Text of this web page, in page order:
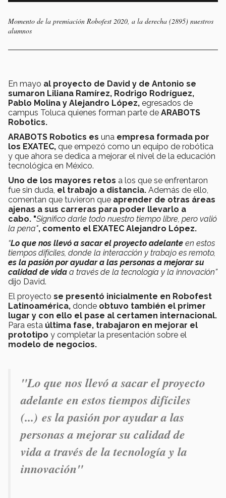
Momento de la premiación Robofest 2020, a la derecha (2895) nuestros
alumnos
En mayo al proyecto de David y de Antonio se
sumaron Liliana Ramírez, Rodrigo Rodríguez,
Pablo Molina y Alejandro López, egresados de
campus Toluca quienes forman parte de ARABOTS
Robotics.
ARABOTS Robotics es una empresa formada por
los EXATEC, que empezó como un equipo de robótica
y que ahora se dedica a mejorar el nivel de la educación
tecnológica en México.
Uno de los mayores retos a los que se enfrentaron
fue sin duda, el trabajo a distancia. Además de ello,
comentan que tuvieron que aprender de otras áreas
ajenas a sus carreras para poder llevarlo a
cabo. "Significo darle todo nuestro tiempo libre, pero valió
la pena", comento el EXATEC Alejandro López.
“Lo que nos llevó a sacar el proyecto adelante en estos
tiempos difíciles, donde la interacción y trabajo es remoto,
es la pasión por ayudar a las personas a mejorar su
calidad de vida a través de la tecnología y la innovación”
dijo David.
El proyecto se presentó inicialmente en Robofest
Latinoamérica, donde obtuvo también el primer
lugar y con ello el pase al certamen internacional.
Para esta última fase, trabajaron en mejorar el
prototipo y completar la presentación sobre el
modelo de negocios.
"Lo que nos llevó a sacar el proyecto
adelante en estos tiempos difíciles
(...) es la pasión por ayudar a las
personas a mejorar su calidad de
vida a través de la tecnología y la
innovación"